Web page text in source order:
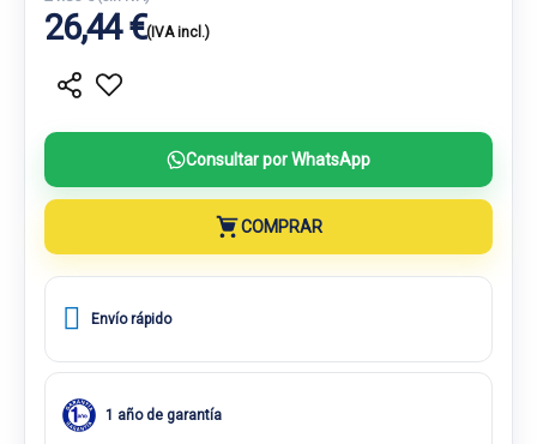
26,44 €(IVA incl.)
Consultar por WhatsApp
COMPRAR
Envío rápido
1 año de garantía